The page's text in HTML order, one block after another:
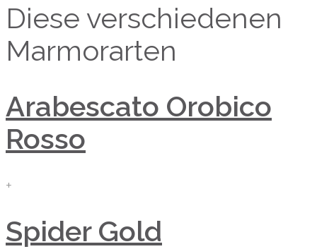
Diese verschiedenen
Marmorarten
Arabescato Orobico
Rosso
+
Spider Gold